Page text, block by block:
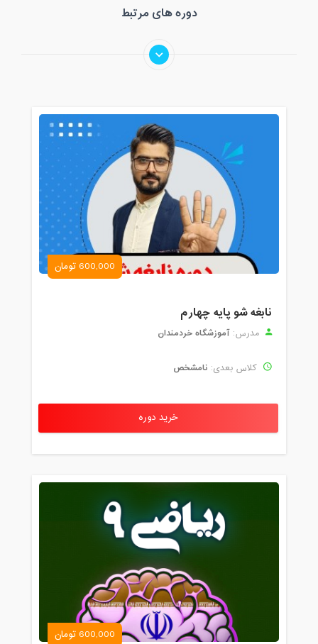
دوره های مرتبط
600,000 تومان
نابغه شو پایه چهارم
مدرس: آموزشگاه خردمندان
کلاس بعدی: نامشخص
خرید دوره
600,000 تومان